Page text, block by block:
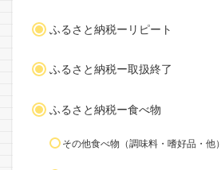
ふるさと納税ーリピート
ふるさと納税ー取扱終了
ふるさと納税ー食べ物
その他食べ物（調味料・嗜好品・他）